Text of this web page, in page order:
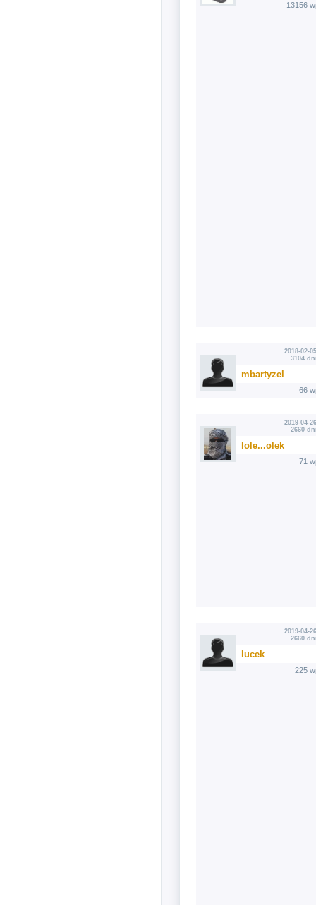
13156
2018-02-
3104
mbartyzel
66
2019-04-
2660
lole...olek
71
2019-04-
2660
lucek
225